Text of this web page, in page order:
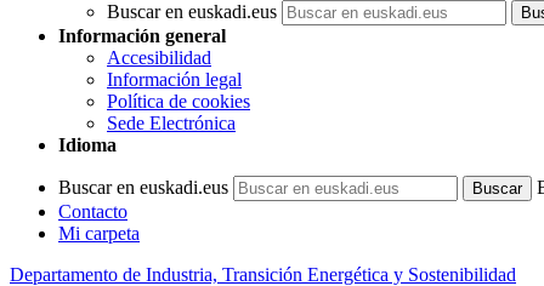
Buscar en euskadi.eus
Información general
Accesibilidad
Información legal
Política de cookies
Sede Electrónica
Idioma
Buscar en euskadi.eus
Contacto
Mi carpeta
Departamento de Industria, Transición Energética y Sostenibilidad